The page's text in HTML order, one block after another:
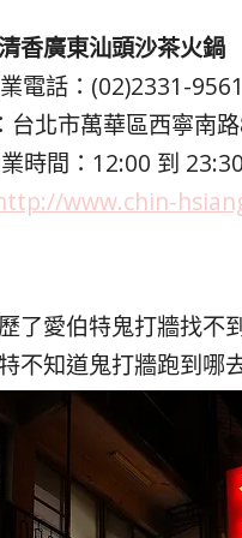
香廣東汕頭沙茶火鍋
電話：(02)2331-9561
台北市萬華區西寧南
時間：12:00 到 23:30
www.chin-
了愛伯特鬼打牆找不
不知道鬼打牆跑到哪